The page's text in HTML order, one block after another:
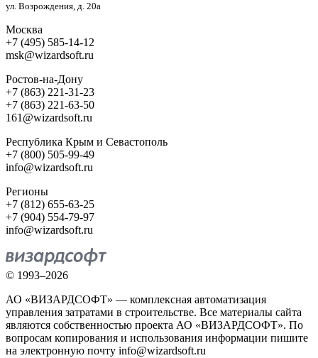
ул. Возрождения, д. 20а
Москва
+7 (495) 585-14-12
msk@wizardsoft.ru
Ростов-на-Дону
+7 (863) 221-31-23
+7 (863) 221-63-50
161@wizardsoft.ru
Республика Крым и Севастополь
+7 (800) 505-99-49
info@wizardsoft.ru
Регионы
+7 (812) 655-63-25
+7 (904) 554-79-97
info@wizardsoft.ru
© 1993–2026
АО «ВИЗАРДСОФТ» — комплексная автоматизация
управления затратами в строительстве. Все материалы сайта
являются собственностью проекта АО «ВИЗАРДСОФТ». По
вопросам копирования и использования информации пишите
на электронную почту info@wizardsoft.ru